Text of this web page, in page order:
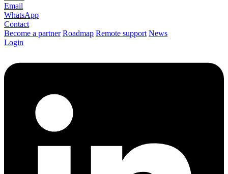
Email
WhatsApp
Contact
Become a partner Roadmap Remote support News
Login